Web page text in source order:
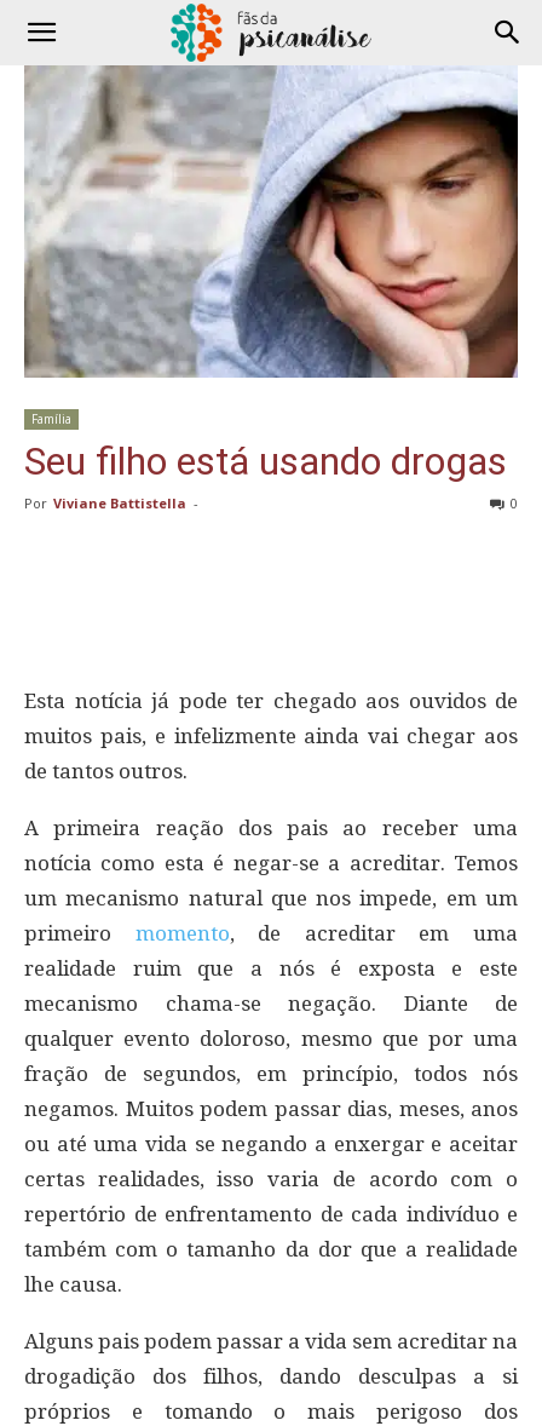
Família
Seu filho está usando drogas
Por Viviane Battistella - 0
Esta notícia já pode ter chegado aos ouvidos de
muitos pais, e infelizmente ainda vai chegar aos
de tantos outros.
A primeira reação dos pais ao receber uma
notícia como esta é negar-se a acreditar. Temos
um mecanismo natural que nos impede, em um
primeiro momento, de acreditar em uma
realidade ruim que a nós é exposta e este
mecanismo chama-se negação. Diante de
qualquer evento doloroso, mesmo que por uma
fração de segundos, em princípio, todos nós
negamos. Muitos podem passar dias, meses, anos
ou até uma vida se negando a enxergar e aceitar
certas realidades, isso varia de acordo com o
repertório de enfrentamento de cada indivíduo e
também com o tamanho da dor que a realidade
lhe causa.
Alguns pais podem passar a vida sem acreditar na
drogadição dos filhos, dando desculpas a si
próprios e tomando o mais perigoso dos